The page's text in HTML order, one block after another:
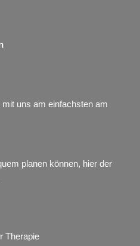
uns am einfachsten am
planen können, hier der
Therapie